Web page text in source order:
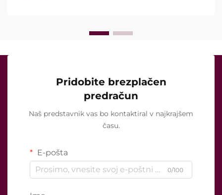
Pridobite brezplačen
predračun
Naš predstavnik vas bo kontaktiral v najkrajšem
času.
E-pošta
0/100